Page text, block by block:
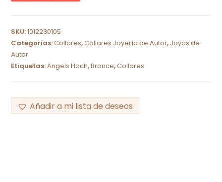
SKU:1012230105
Categorías:Collares,Collares Joyería de Autor, Joyas de
Autor
Etiquetas:Angels Hoch,Bronce,Collares
Añadir a mi lista de deseos